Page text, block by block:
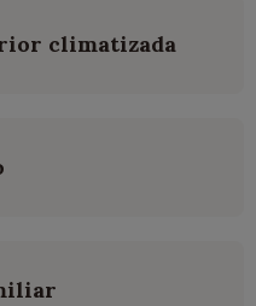
climatizada